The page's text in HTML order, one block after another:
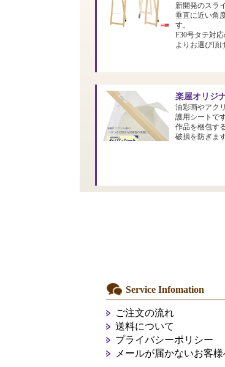
新開発のスラ
垂直に近い角
す。
F30号タテ対
よりお選び頂
楽屋オリジ
油彩画やアク
護用シートです
作品を梱包す
破損を防ぎます
Service Infomation
ご注文の流れ
送料について
プライバシーポリシー
メールが届かないお客